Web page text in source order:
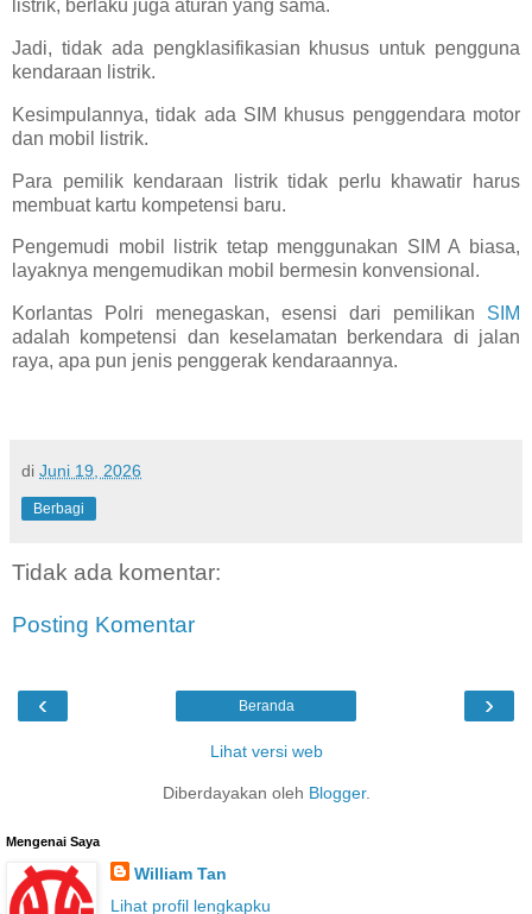
listrik, berlaku juga aturan yang sama.
Jadi, tidak ada pengklasifikasian khusus untuk pengguna
kendaraan listrik.
Kesimpulannya, tidak ada SIM khusus penggendara motor
dan mobil listrik.
Para pemilik kendaraan listrik tidak perlu khawatir harus
membuat kartu kompetensi baru.
Pengemudi mobil listrik tetap menggunakan SIM A biasa,
layaknya mengemudikan mobil bermesin konvensional.
Korlantas Polri menegaskan, esensi dari pemilikan SIM
adalah kompetensi dan keselamatan berkendara di jalan
raya, apa pun jenis penggerak kendaraannya.
di Juni 19, 2026
Berbagi
Tidak ada komentar:
Posting Komentar
‹ ›
Beranda
Lihat versi web
Diberdayakan oleh Blogger.
Mengenai Saya
William Tan
Lihat profil lengkapku